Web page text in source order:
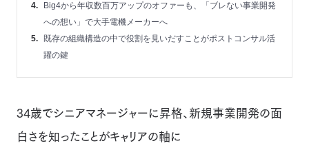
Big4から年収数百万アップのオファーも、「ブレない事業開発
への想い」で大手電機メーカーへ
既存の組織構造の中で役割を見いだすことがポストコンサル活
躍の鍵
34歳でシニアマネージャーに昇格、新規事業開発の面
白さを知ったことがキャリアの軸に